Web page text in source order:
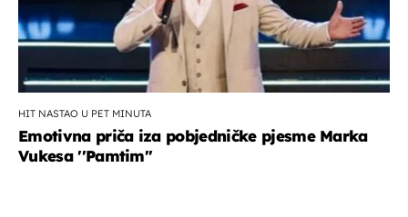
HIT NASTAO U PET MINUTA
Emotivna priča iza pobjedničke pjesme Marka
Vukesa ''Pamtim''